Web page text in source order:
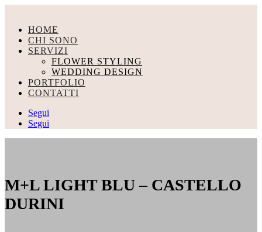
HOME
CHI SONO
SERVIZI
FLOWER STYLING
WEDDING DESIGN
PORTFOLIO
CONTATTI
Segui
Segui
M+L LIGHT BLU – CASTELLO
DURINI